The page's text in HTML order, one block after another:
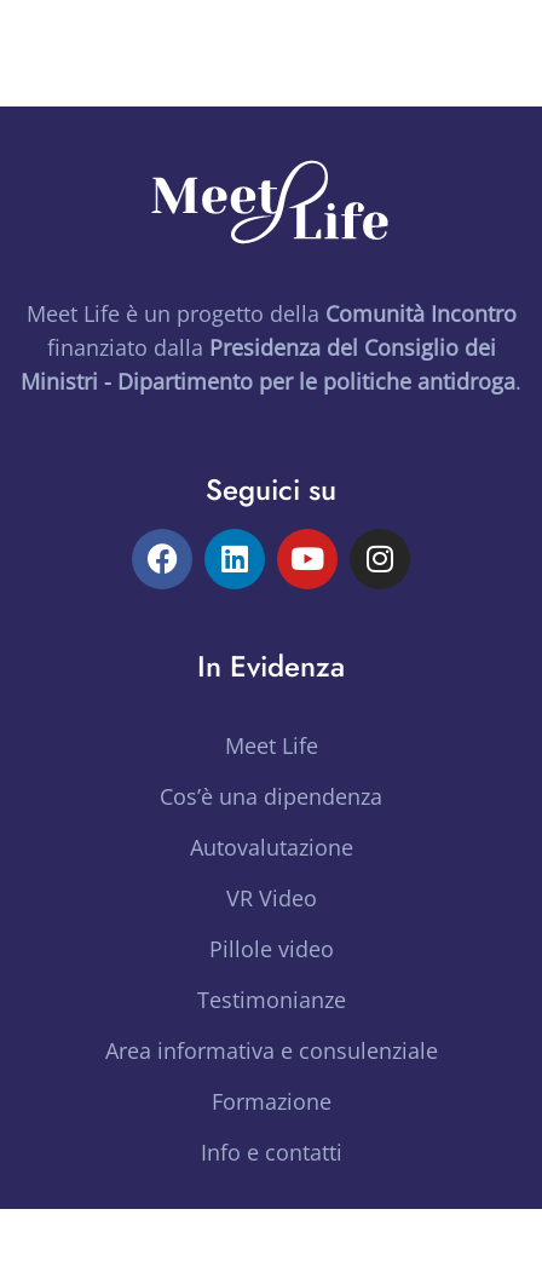
Meet Life è un progetto della Comunità Incontro
finanziato dalla Presidenza del Consiglio dei
Ministri - Dipartimento per le politiche antidroga.
Seguici su
In Evidenza
Meet Life
Cos’è una dipendenza
Autovalutazione
VR Video
Pillole video
Testimonianze
Area informativa e consulenziale
Formazione
Info e contatti